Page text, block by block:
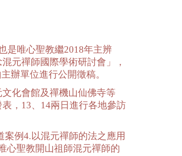
是唯心聖教繼2018年主辨
元禪師國際學術研討會」，
辦單位進行公開徵稿。
化會館及禪機山仙佛寺等
，13、14兩日進行各地參訪
例4.以混元禪師的法之應用
心聖教開山祖師混元禪師的